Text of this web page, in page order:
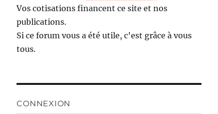
Vos cotisations financent ce site et nos
publications.
Si ce forum vous a été utile, c'est grâce à vous
tous.
CONNEXION